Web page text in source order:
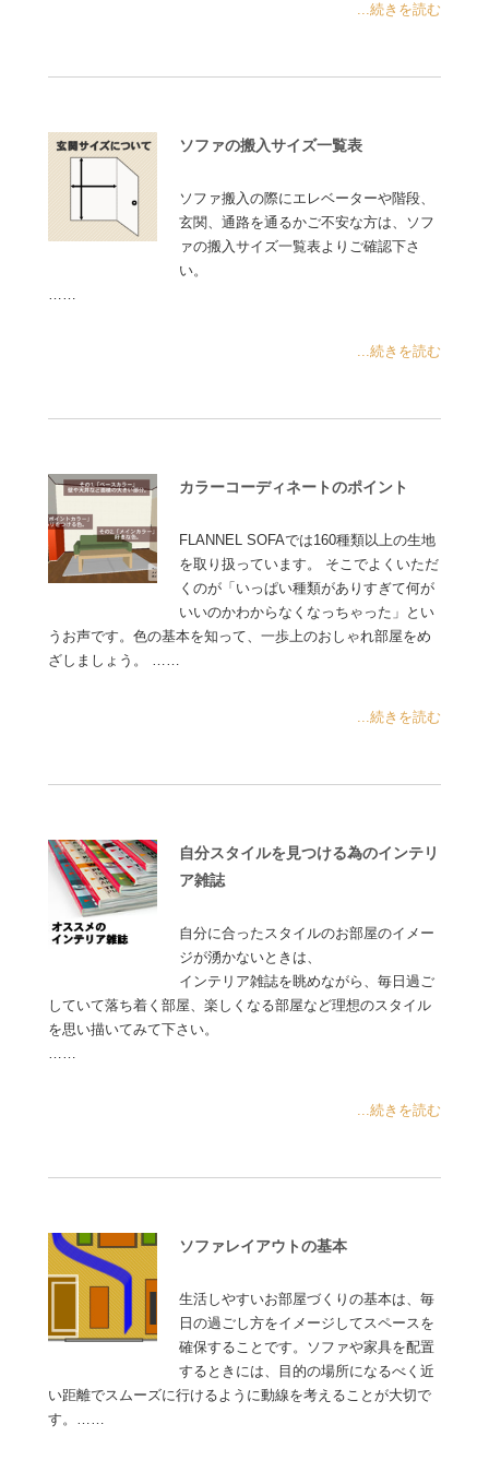
...続きを読む
ソファの搬入サイズ一覧表
ソファ搬入の際にエレベーターや階段、
玄関、通路を通るかご不安な方は、ソフ
ァの搬入サイズ一覧表よりご確認下さ
い。
...続きを読む
カラーコーディネートのポイント
FLANNEL SOFAでは160種類以上の生地
を取り扱っています。 そこでよくいただ
くのが「いっぱい種類がありすぎて何が
いいのかわからなくなっちゃった」とい
うお声です。色の基本を知って、一歩上のおしゃれ部屋をめ
ざしましょう。 ……
...続きを読む
自分スタイルを見つける為のインテリ
ア雑誌
自分に合ったスタイルのお部屋のイメー
ジが湧かないときは、
インテリア雑誌を眺めながら、毎日過ご
していて落ち着く部屋、楽しくなる部屋など理想のスタイル
を思い描いてみて下さい。
……
...続きを読む
ソファレイアウトの基本
生活しやすいお部屋づくりの基本は、毎
日の過ごし方をイメージしてスペースを
確保することです。ソファや家具を配置
するときには、目的の場所になるべく近
い距離でスムーズに行けるように動線を考えることが大切で
す。……